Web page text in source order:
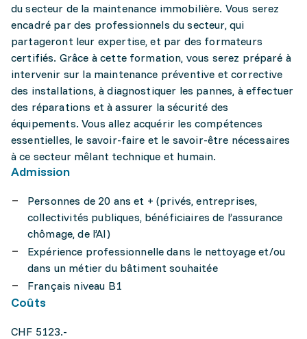
du secteur de la maintenance immobilière. Vous serez
encadré par des professionnels du secteur, qui
partageront leur expertise, et par des formateurs
certifiés. Grâce à cette formation, vous serez préparé à
intervenir sur la maintenance préventive et corrective
des installations, à diagnostiquer les pannes, à effectuer
des réparations et à assurer la sécurité des
équipements. Vous allez acquérir les compétences
essentielles, le savoir-faire et le savoir-être nécessaires
à ce secteur mêlant technique et humain.
Admission
Personnes de 20 ans et + (privés, entreprises,
collectivités publiques, bénéficiaires de l’assurance
chômage, de l’AI)
Expérience professionnelle dans le nettoyage et/ou
dans un métier du bâtiment souhaitée
Français niveau B1
Coûts
CHF 5123.-